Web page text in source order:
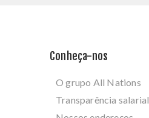
Conheça-nos
O grupo All Nations
Transparência salarial